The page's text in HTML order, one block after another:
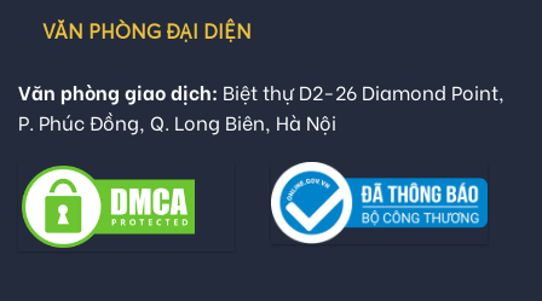
VĂN PHÒNG ĐẠI DIỆN
Văn phòng giao dịch: Biệt thự D2-26 Diamond Point,
P. Phúc Đồng, Q. Long Biên, Hà Nội